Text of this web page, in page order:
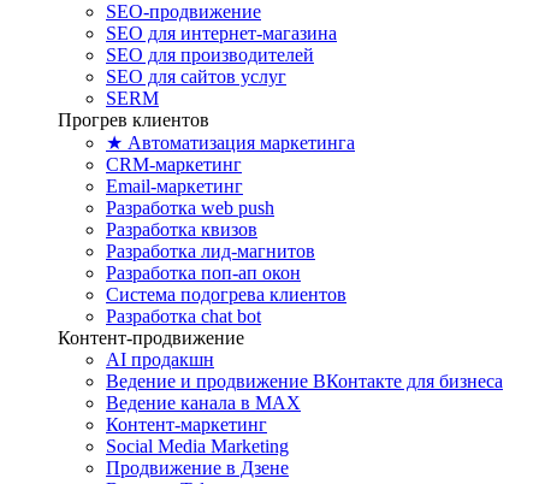
SEO-продвижение
SEO для интернет-магазина
SEO для производителей
SEO для сайтов услуг
SERM
Прогрев клиентов
★ Автоматизация маркетинга
CRM-маркетинг
Email-маркетинг
Разработка web push
Разработка квизов
Разработка лид-магнитов
Разработка поп-ап окон
Система подогрева клиентов
Разработка chat bot
Контент-продвижение
AI продакшн
Ведение и продвижение ВКонтакте для бизнеса
Ведение канала в MAX
Контент-маркетинг
Social Media Marketing
Продвижение в Дзене